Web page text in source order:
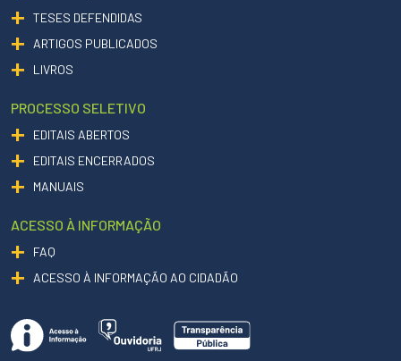
TESES DEFENDIDAS
ARTIGOS PUBLICADOS
LIVROS
PROCESSO SELETIVO
EDITAIS ABERTOS
EDITAIS ENCERRADOS
MANUAIS
ACESSO À INFORMAÇÃO
FAQ
ACESSO À INFORMAÇÃO AO CIDADÃO